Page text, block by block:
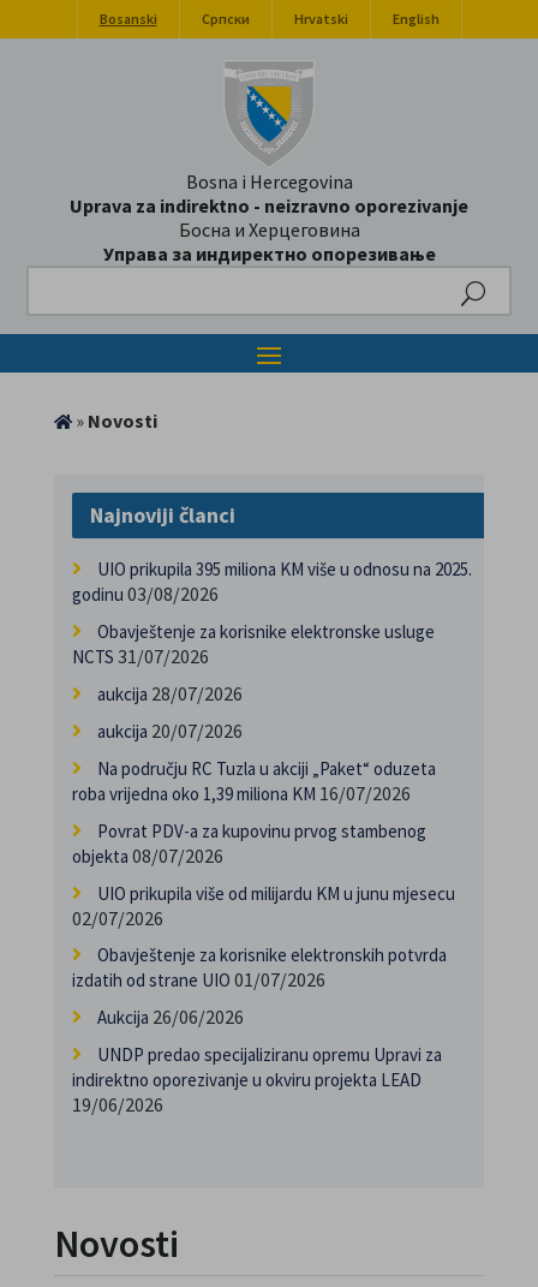
Bosanski Српски Hrvatski English
Bosna i Hercegovina
Uprava za indirektno - neizravno oporezivanje
Босна и Херцеговина
Управа за индиректно опорезивање
» Novosti
Najnoviji članci
UIO prikupila 395 miliona KM više u odnosu na 2025.
godinu 03/08/2026
Obavještenje za korisnike elektronske usluge
NCTS 31/07/2026
aukcija 28/07/2026
aukcija 20/07/2026
Na području RC Tuzla u akciji „Paket“ oduzeta
roba vrijedna oko 1,39 miliona KM 16/07/2026
Povrat PDV-a za kupovinu prvog stambenog
objekta 08/07/2026
UIO prikupila više od milijardu KM u junu mjesecu
02/07/2026
Obavještenje za korisnike elektronskih potvrda
izdatih od strane UIO 01/07/2026
Aukcija 26/06/2026
UNDP predao specijaliziranu opremu Upravi za
indirektno oporezivanje u okviru projekta LEAD
19/06/2026
Novosti